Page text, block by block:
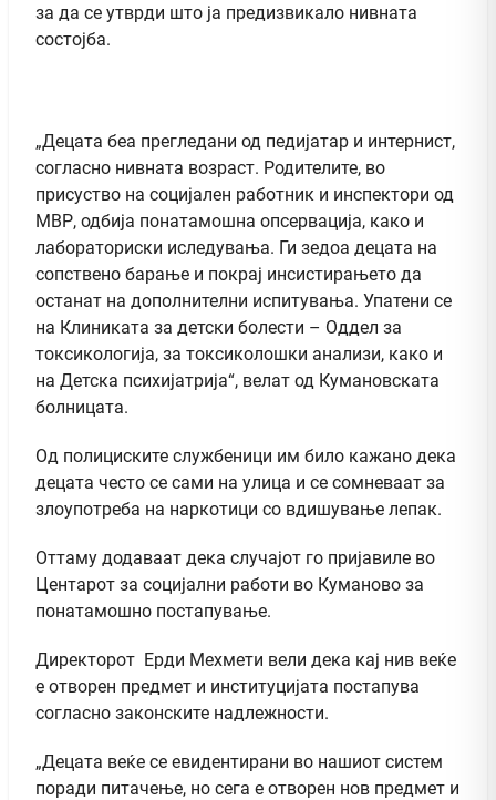
за да се утврди што ја предизвикало нивната
состојба.
„Децата беа прегледани од педијатар и интернист,
согласно нивната возраст. Родителите, во
присуство на социјален работник и инспектори од
МВР, одбија понатамошна опсервација, како и
лабораториски иследувања. Ги зедоа децата на
сопствено барање и покрај инсистирањето да
останат на дополнителни испитувања. Упатени се
на Клиниката за детски болести – Оддел за
токсикологија, за токсиколошки анализи, како и
на Детска психијатрија“, велат од Кумановската
болницата.
Од полициските службеници им било кажано дека
децата често се сами на улица и се сомневаат за
злоупотреба на наркотици со вдишување лепак.
Оттаму додаваат дека случајот го пријавиле во
Центарот за социјални работи во Куманово за
понатамошно постапување.
Директорот Ерди Мехмети вели дека кај нив веќе
е отворен предмет и институцијата постапува
согласно законските надлежности.
„Децата веќе се евидентирани во нашиот систем
поради питачење, но сега е отворен нов предмет и